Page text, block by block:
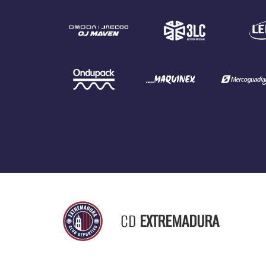
CD EXTREMADURA